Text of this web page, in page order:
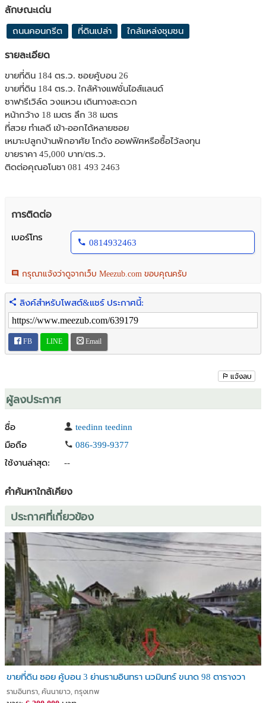
ลักษณะเด่น
ถนนคอนกรีต ที่ดินเปล่า ใกล้แหล่งชุมชน
รายละเอียด
ขายที่ดิน 184 ตร.ว. ซอยคู้บอน 26
ขายที่ดิน 184 ตร.ว. ใกล้ห้างแฟชั่นไอส์แลนด์
ซาฟารีเวิล์ด วงแหวน เดินทางสะดวก
หน้ากว้าง 18 เมตร ลึก 38 เมตร
ที่สวย ทำเลดี เข้า-ออกได้หลายซอย
เหมาะปลูกบ้านพักอาศัย โกดัง ออฟฟิศหรือซื้อไว้ลงทุน
ขายราคา 45,000 บาท/ตร.ว.
ติดต่อคุณอโนชา 081 493 2463
การติดต่อ
เบอร์โทร
0814932463
กรุณาแจ้งว่าดูจากเว็บ Meezub.com ขอบคุณครับ
ลิงค์สำหรับโพสต์&แชร์ ประกาศนี้:
FB LINE Email
แจ้งลบ
ผู้ลงประกาศ
ชื่อ
teedinn teedinn
มือถือ
086-399-9377
ใช้งานล่าสุด:
--
คำค้นหาใกล้เคียง
ประกาศที่เกี่ยวข้อง
ขายที่ดิน ซอย คู้บอน 3 ย่านรามอินทรา นวมินทร์ ขนาด 98 ตารางวา
รามอินทรา, คันนายาว, กรุงเทพ